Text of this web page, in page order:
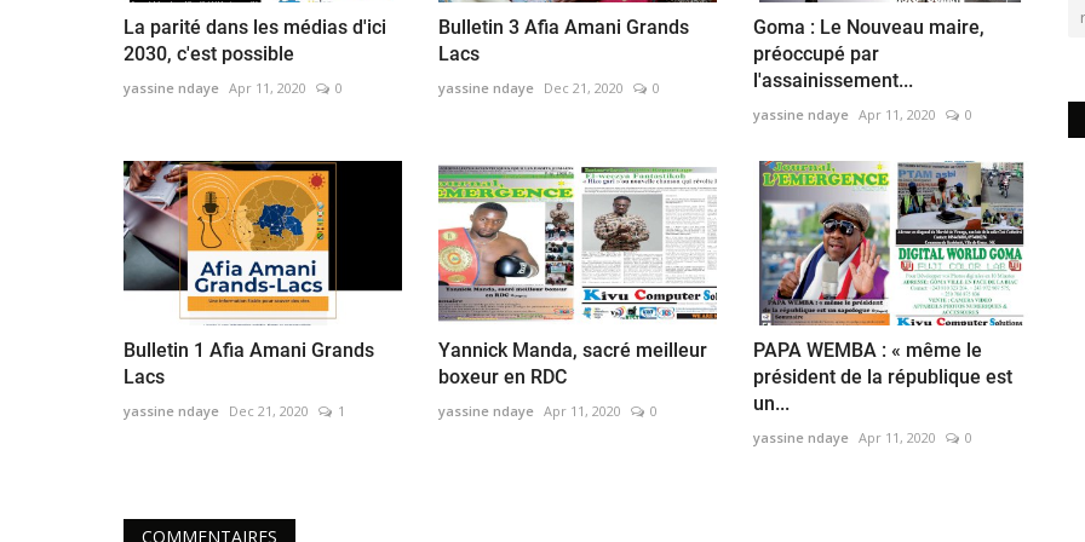
La parité dans les médias d'ici
2030, c'est possible
yassine ndaye Apr 11, 2020 0
Bulletin 3 Afia Amani Grands
Lacs
yassine ndaye Dec 21, 2020 0
Goma : Le Nouveau maire,
préoccupé par
l'assainissement...
yassine ndaye Apr 11, 2020 0
Bulletin 1 Afia Amani Grands
Lacs
yassine ndaye Dec 21, 2020 1
Yannick Manda, sacré meilleur
boxeur en RDC
yassine ndaye Apr 11, 2020 0
PAPA WEMBA : « même le
président de la république est
un...
yassine ndaye Apr 11, 2020 0
COMMENTAIRES